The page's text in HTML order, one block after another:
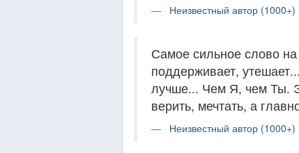
Неизвестный автор (1000+)
Самое сильное слово
поддерживает,
лучше... Чем Я, чем Ты.
верить, мечтать, а
Неизвестный автор (1000+)